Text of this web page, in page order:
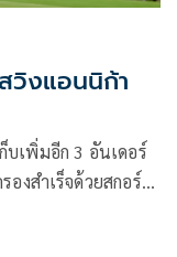
วิงแอนนิก้า
บเพิ่มอีก 3 อันเดอร์
งสำเร็จด้วยสกอร์